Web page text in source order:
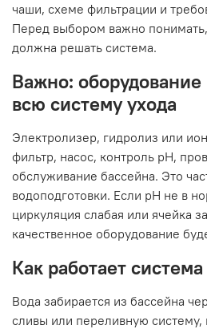
чаши, схеме фильтрации и
Перед выбором важно
должна решать система.
Важно:
всю систему ухода
Электролизер, гидролиз или
фильтр, насос, контроль pH,
обслуживание бассейна. Это
водоподготовки. Если pH не в
циркуляция слабая или ячейка
качественное оборудование
Как работает
Вода забирается из бассейна
сливы или переливную систему,